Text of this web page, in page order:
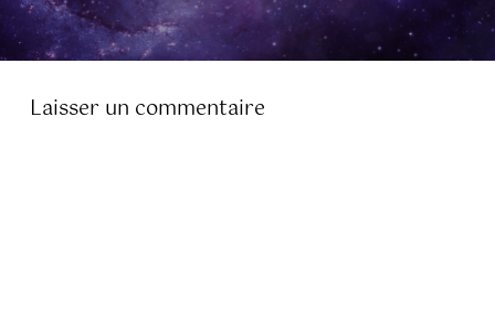
Laisser un commentaire